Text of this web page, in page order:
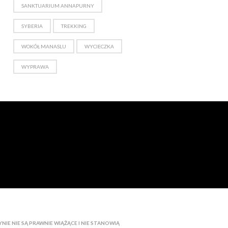
SANKTUARIUM ANNAPURNY
SYBERIA TREKKING
WOKÓŁ MANASLU WYCIECZKA
WYPRAWA
NIE SĄ PRAWNIE WIĄŻĄCE I NIE STANOWIĄ